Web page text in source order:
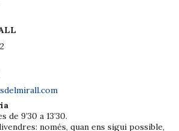
9’30 a 13’30.
només, quan ens sigui possible,